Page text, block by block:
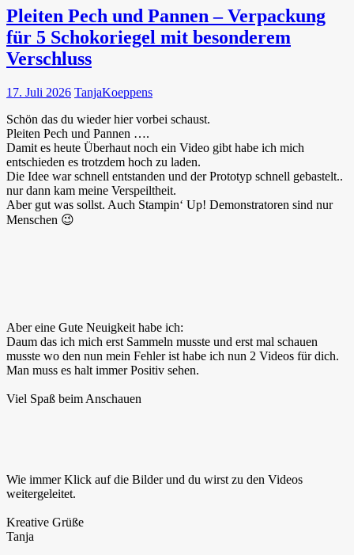
Pleiten Pech und Pannen – Verpackung
für 5 Schokoriegel mit besonderem
Verschluss
17. Juli 2026 TanjaKoeppens
Schön das du wieder hier vorbei schaust.
Pleiten Pech und Pannen ….
Damit es heute Überhaut noch ein Video gibt habe ich mich
entschieden es trotzdem hoch zu laden.
Die Idee war schnell entstanden und der Prototyp schnell gebastelt..
nur dann kam meine Verspeiltheit.
Aber gut was sollst. Auch Stampin‘ Up! Demonstratoren sind nur
Menschen 😉
Aber eine Gute Neuigkeit habe ich:
Daum das ich mich erst Sammeln musste und erst mal schauen
musste wo den nun mein Fehler ist habe ich nun 2 Videos für dich.
Man muss es halt immer Positiv sehen.
Viel Spaß beim Anschauen
Wie immer Klick auf die Bilder und du wirst zu den Videos
weitergeleitet.
Kreative Grüße
Tanja